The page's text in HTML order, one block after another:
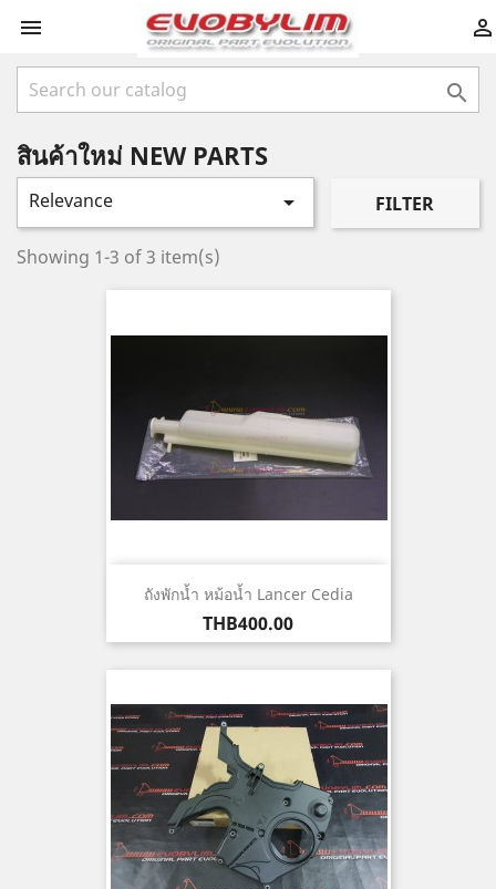
 

สินค้าใหม่ NEW PARTS
Relevance  FILTER
Showing 1-3 of 3 item(s)
ถังพักน้ำ หม้อน้ำ Lancer Cedia
Price
THB400.00